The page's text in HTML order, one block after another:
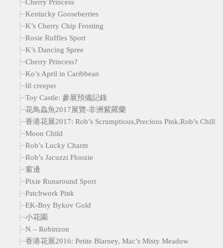
Cherry Princess
Kentucky Gooseberries
K’s Cherry Chip Frosting
Rosie Ruffles Sport
K’s Dancing Spree
Cherry Princess?
Ko’s April in Caribbean
lil creeper
Toy Castle: 參展預備記錄
花鳥蟲魚2017展覽-非洲紫羅蘭
香港花展2017: Rob’s Scrumptious,Precious Pink,Rob’s
Moon Child
Rob’s Lucky Charm
Rob’s Jacuzzi Floozie
窗邊
Pixie Runaround Sport
Patchwork Pink
EK-Boy Bykov Gold
小花園
N – Robinzon
香港花展2016: Petite Blarney, Mac’s Misty Meadow